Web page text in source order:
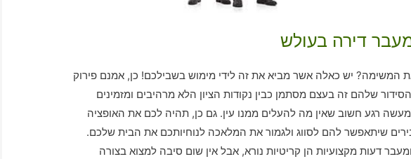
דירה בעולש
המשימה? יש כאלה אשר מביא את זה לידי מימוש בשבילכם! כן, אמנם פירוק
שלהם זה בעצם מסתמן כבין נקודות הציון הלא מרהיבים ומזמינים
רגע חשוב שאין מה להעלים ממנו עין. גם כן, תהיה לכם את האופציה
שיתאפשר להם לסווג ולגמור את המלאכה לנוחיותכם את הבית שלכם.
דעות מקצועיות הן קריטיות נורא, אבל אין שום סיבה למצוא בצורה